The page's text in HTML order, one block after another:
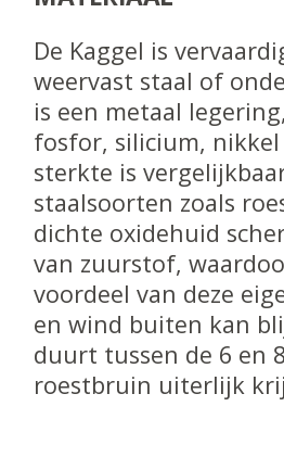
De Kaggel is
weervast staal of
is een metaal
fosfor, silicium,
sterkte is
staalsoorten zoals
dichte oxidehuid
van zuurstof,
voordeel van deze
en wind buiten kan
duurt tussen de 6 en
roestbruin uiterlijk